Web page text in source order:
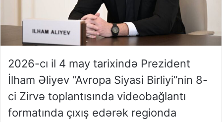
2026-cı il 4 may tarixində Prezident
İlham Əliyev “Avropa Siyasi Birliyi”nin 8-
ci Zirvə toplantısında videobağlantı
formatında çıxış edərək regionda